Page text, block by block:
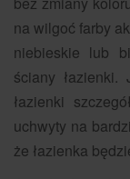
na wilgoć farby
niebieskie lub
ściany łazienki.
łazienki
uchwyty na
że łazienka